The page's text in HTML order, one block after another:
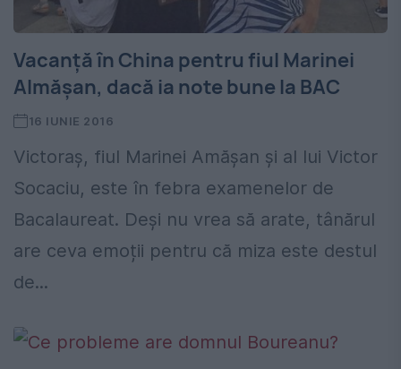
Vacanță în China pentru fiul Marinei
Almășan, dacă ia note bune la BAC
16 IUNIE 2016
Victoraș, fiul Marinei Amășan și al lui Victor
Socaciu, este în febra examenelor de
Bacalaureat. Deși nu vrea să arate, tânărul
are ceva emoții pentru că miza este destul
de...